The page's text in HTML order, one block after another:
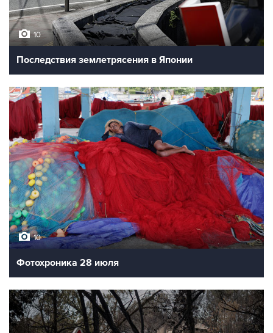
10
Последствия землетрясения в Японии
10
Фотохроника 28 июля